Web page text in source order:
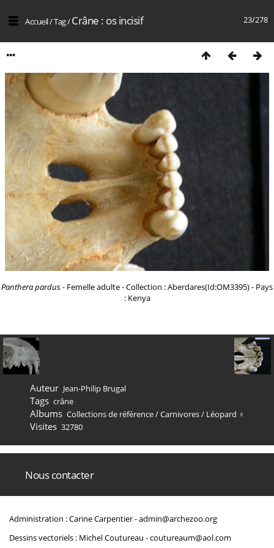
23/278
Accueil/Tag/Crâne : os incisif
Panthera pardus- Femelle adulte - Collection : Aberdares(Id:OM3395) - Pays
: Kenya
Auteur Jean-Philip Brugal
Tags crâne
Albums Collections de référence/Carnivores/ Léopard ♀
Visites 32780
Nous contacter
Administration : Carine Carpentier -admin@archezoo.org
Dessins vectoriels : Michel Coutureau -coutureaum@aol.com